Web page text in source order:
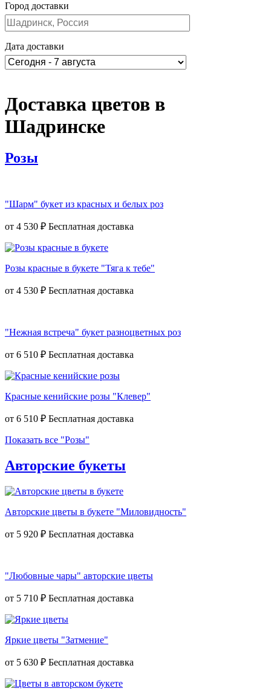
Город доставки
Дата доставки
Доставка цветов в
Шадринске
Розы
"Шарм" букет из красных и белых роз
от 4 530 ₽
Розы красные в букете "Тяга к тебе"
от 4 530 ₽
"Нежная встреча" букет разноцветных роз
от 6 510 ₽
Красные кенийские розы "Клевер"
от 6 510 ₽
Показать все "Розы"
Авторские букеты
Авторские цветы в букете "Миловидность"
от 5 920 ₽
"Любовные чары" авторские цветы
от 5 710 ₽
Яркие цветы "Затмение"
от 5 630 ₽